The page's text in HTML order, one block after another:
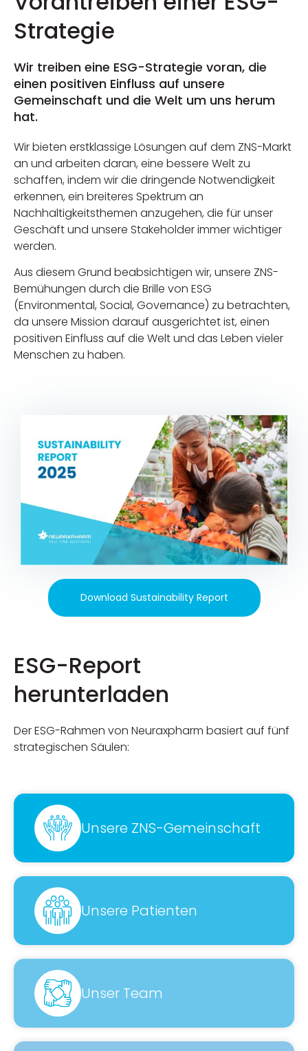
Strategie
Wir treiben eine ESG-Strategie voran, die
einen positiven Einfluss auf unsere
Gemeinschaft und die Welt um uns herum
hat.
Wir bieten erstklassige Lösungen auf dem ZNS-Markt
an und arbeiten daran, eine bessere Welt zu
schaffen, indem wir die dringende Notwendigkeit
erkennen, ein breiteres Spektrum an
Nachhaltigkeitsthemen anzugehen, die für unser
Geschäft und unsere Stakeholder immer wichtiger
werden.
Aus diesem Grund beabsichtigen wir, unsere ZNS-
Bemühungen durch die Brille von ESG
(Environmental, Social, Governance) zu betrachten,
da unsere Mission darauf ausgerichtet ist, einen
positiven Einfluss auf die Welt und das Leben vieler
Menschen zu haben.
Download Sustainability Report
ESG-Report
herunterladen
Der ESG-Rahmen von Neuraxpharm basiert auf fünf
strategischen Säulen:
Unsere ZNS-Gemeinschaft
Unsere Patienten
Unser Team